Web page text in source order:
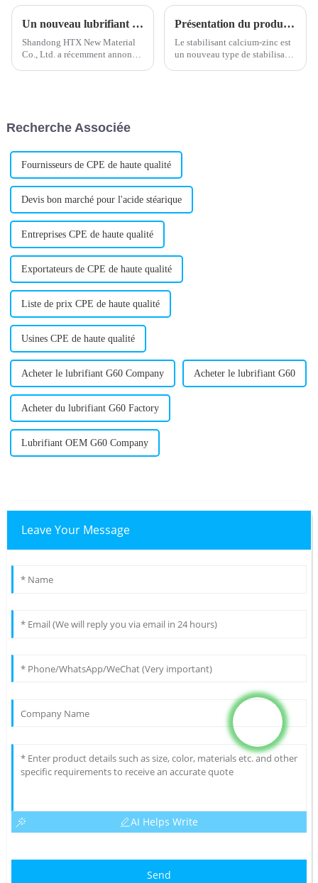
Un nouveau lubrifiant externe en PVC améliore les performances
Shandong HTX New Material
Co., Ltd. a récemment annoncé
lubrifiant…
Présentation du produit : Stabilisateur calcium-zinc
Le stabilisant calcium-zinc est
un nouveau type de stabilisant
Recherche Associée
Fournisseurs de CPE de haute qualité
Devis bon marché pour l'acide stéarique
Entreprises CPE de haute qualité
Exportateurs de CPE de haute qualité
Liste de prix CPE de haute qualité
Usines CPE de haute qualité
Acheter le lubrifiant G60 Company Acheter le lubrifiant G60
Acheter du lubrifiant G60 Factory
Lubrifiant OEM G60 Company
Leave Your Message
AI Helps Write
Send